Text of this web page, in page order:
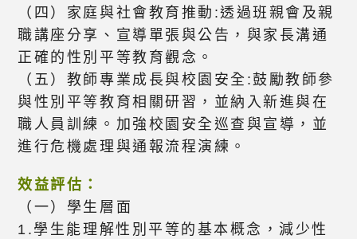
（四）家庭與社會教育推動:透過班親會及親
職講座分享、宣導單張與公告，與家長溝通
正確的性別平等教育觀念。
（五）教師專業成長與校園安全:鼓勵教師參
與性別平等教育相關研習，並納入新進與在
職人員訓練。加強校園安全巡查與宣導，並
進行危機處理與通報流程演練。
效益評估：
（一）學生層面
1.學生能理解性別平等的基本概念，減少性